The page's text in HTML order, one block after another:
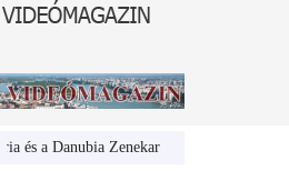
Danubia Zenekar Bemutatta 2024/25-